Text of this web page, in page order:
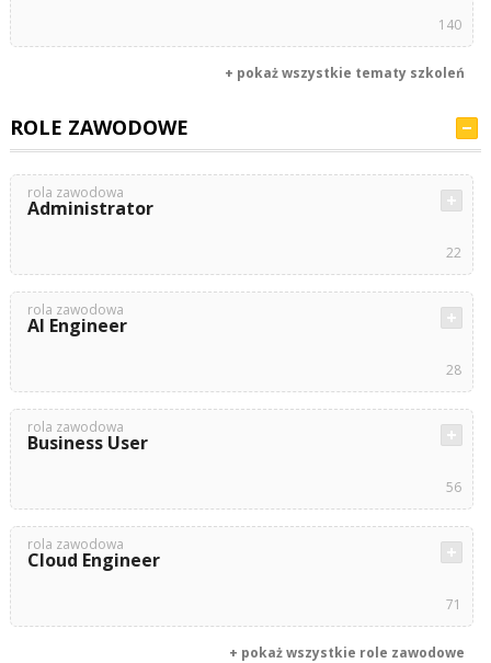
140
+ pokaż wszystkie tematy szkoleń
ROLE ZAWODOWE
rola zawodowa
Administrator
22
rola zawodowa
AI Engineer
28
rola zawodowa
Business User
56
rola zawodowa
Cloud Engineer
71
+ pokaż wszystkie role zawodowe